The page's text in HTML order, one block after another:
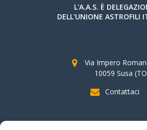
L'A.A.S. È
DELL'UNIONE ASTROFILI
Via Impero
10059 Susa
Contattaci